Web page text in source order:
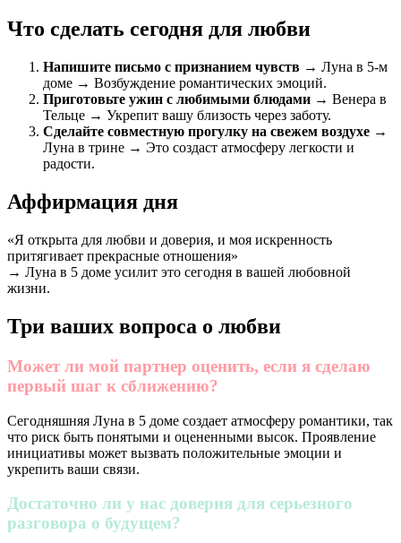
Что сделать сегодня для любви
Напишите письмо с признанием чувств → Луна в 5-м
доме → Возбуждение романтических эмоций.
Приготовьте ужин с любимыми блюдами → Венера в
Тельце → Укрепит вашу близость через заботу.
Сделайте совместную прогулку на свежем воздухе →
Луна в трине → Это создаст атмосферу легкости и
радости.
Аффирмация дня
«Я открыта для любви и доверия, и моя искренность
притягивает прекрасные отношения»
→ Луна в 5 доме усилит это сегодня в вашей любовной
жизни.
Три ваших вопроса о любви
Может ли мой партнер оценить, если я сделаю
первый шаг к сближению?
Сегодняшняя Луна в 5 доме создает атмосферу романтики, так
что риск быть понятыми и оцененными высок. Проявление
инициативы может вызвать положительные эмоции и
укрепить ваши связи.
Достаточно ли у нас доверия для серьезного
разговора о будущем?